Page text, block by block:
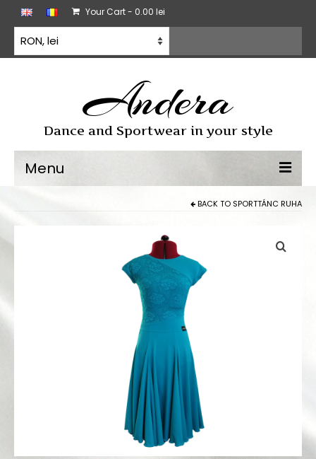
Your Cart- 0.00 lei
Andera
Dance and Sportwear in your style
Menu
Sporttánc
Gyakorló ruházat
Minden termék
Bodyk és toppok
Dancers kollekció
Egyéni megrendelések
BACK TO SPORTTÁNC RUHA